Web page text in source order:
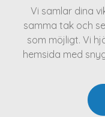
Vi samlar dina
samma tak och
som möjligt. Vi
hemsida med